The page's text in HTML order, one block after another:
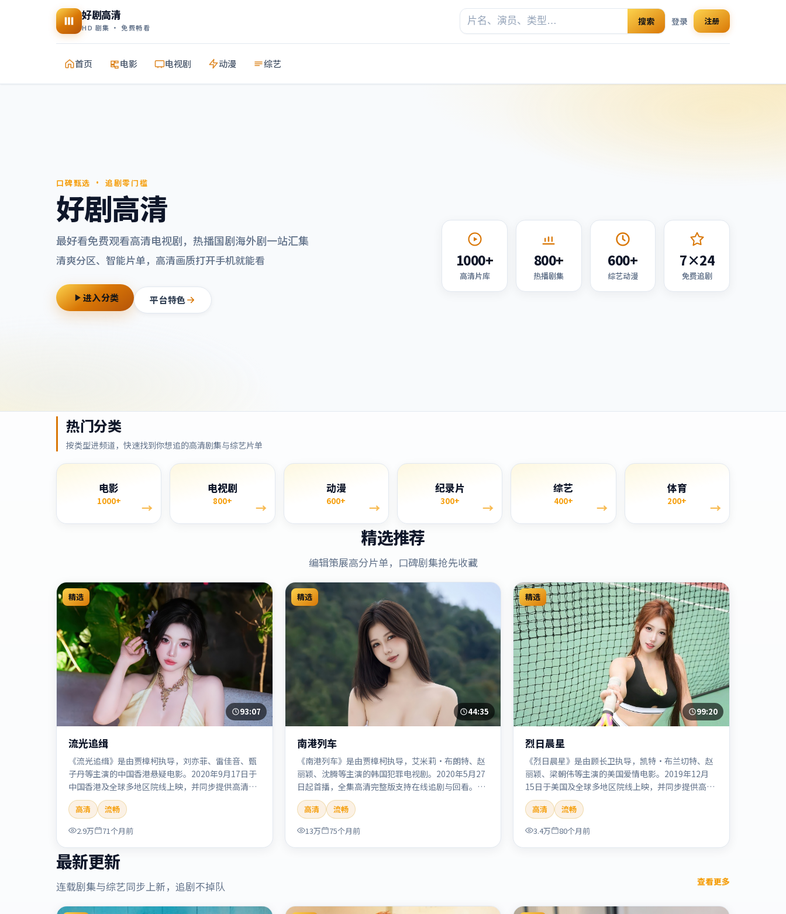
好剧高清
HD 剧集 · 免费畅看
搜索 登录 注册
首页 电影 电视剧 动漫 综艺
口碑甄选 · 追剧零门槛
好剧高清
最好看免费观看高清电视剧，热播国剧海外剧一站汇集
清爽分区、智能片单，高清画质打开手机就能看
进入分类 平台特色
1000+
高清片库
800+
热播剧集
600+
综艺动漫
7×24
免费追剧
热门分类
按类型进频道，快速找到你想追的高清剧集与综艺片单
电影
1000+ →
电视剧
800+ →
动漫
600+ →
纪录片
300+ →
综艺
400+ →
体育
200+ →
精选推荐
编辑策展高分片单，口碑剧集抢先收藏
精选
93:07
流光追缉
《流光追缉》是由贾樟柯执导，刘亦菲、雷佳音、甄
子丹等主演的中国香港悬疑电影。2020年9月17日于
中国香港及全球多地区院线上映，并同步提供高清正
版流媒体在线观看。剧情与看点：悬念层层推进，线
索相互勾连，结局出人意料，适合推理爱好者。本片
适合检索「流光追缉」「贾樟柯」「悬疑」「中国香
港」「2020」「2020-09-17上映」等关键词的影迷
阅读简介与主创信息。
高清
流畅
2.9万
71个月前
精选
44:35
南港列车
《南港列车》是由贾樟柯执导，艾米莉·布朗特、赵
丽颖、沈腾等主演的韩国犯罪电视剧。2020年5月27
日起首播，全集高清完整版支持在线追剧与回看。剧
情与看点：聚焦案件与人性灰色地带，张力十足，兼
具社会观察与戏剧冲突。本片适合检索「南港列车」
「贾樟柯」「犯罪」「韩国」「2020」「2020-05-
27上映」等关键词的影迷阅读简介与主创信息。
高清
流畅
13万
75个月前
精选
99:20
烈日晨星
《烈日晨星》是由顾长卫执导，凯特·布兰切特、赵
丽颖、梁朝伟等主演的美国爱情电影。2019年12月
15日于美国及全球多地区院线上映，并同步提供高清
正版流媒体在线观看。剧情与看点：情感细腻动人，
人物关系真实可信，适合喜欢温情叙事的观众。本片
适合检索「烈日晨星」「顾长卫」「爱情」「美国」
「2019」「2019-12-15上映」等关键词的影迷阅读
简介与主创信息。
高清
流畅
3.4万
80个月前
最新更新
连载剧集与综艺同步上新，追剧不掉队 查看更多